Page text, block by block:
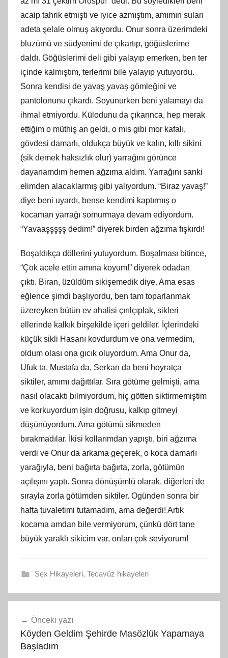
acaip tahrik etmişti ve iyice azmıştım, amımın suları
adeta şelale olmuş akıyordu. Onur sonra üzerimdeki
bluzümü ve südyenimi de çıkartıp, göğüslerime
daldı. Göğüslerimi deli gibi yalayıp emerken, ben ter
içinde kalmıştım, terlerimi bile yalayıp yutuyordu.
Sonra kendisi de yavaş yavaş gömleğini ve
pantolonunu çıkardı. Soyunurken beni yalamayı da
ihmal etmiyordu. Külodunu da çıkarınca, hep merak
ettiğim o müthiş an geldi, o mis gibi mor kafalı,
gövdesi damarlı, oldukça büyük ve kalın, kıllı sikini
(sik demek haksızlık olur) yarrağını görünce
dayanamdım hemen ağzıma aldım. Yarrağını sanki
elimden alacaklarmış gibi yalıyordum. “Biraz yavaş!”
diye beni uyardı, bense kendimi kaptırmış o
kocaman yarrağı somurmaya devam ediyordum.
“Yavaaşşşşş dedim!” diyerek birden ağzıma fışkırdı!
Boşaldıkça döllerini yutuyordum. Boşalması bitince,
“Çok acele ettin amına koyum!” diyerek odadan
çıktı. Biran, üzüldüm sikişemedik diye. Ama esas
eğlence şimdi başlıyordu, ben tam toparlanmak
üzereyken bütün ev ahalisi çırılçıplak, sikleri
ellerinde kalkık birşekilde içeri geldiler. İçlerindeki
küçük sikli Hasanı kovdurdum ve ona vermedim,
oldum olası ona gıcık oluyordum. Ama Onur da,
Ufuk ta, Mustafa da, Serkan da beni hoyratça
siktiler, amımı dağıttılar. Sıra götüme gelmişti, ama
nasıl olacaktı bilmiyordum, hiç götten siktirmemiştim
ve korkuyordum işin doğrusu, kalkıp gitmeyi
düşünüyordum. Ama götümü sikmeden
bırakmadılar. İkisi kollarımdan yapıştı, biri ağzıma
verdi ve Onur da arkama geçerek, o koca damarlı
yarağıyla, beni bağırta bağırta, zorla, götümün
açılışını yaptı. Sonra dönüşümlü olarak, diğerleri de
sırayla zorla götümden siktiler. Ogünden sonra bir
hafta tuvaletimi tutamadım, ama değerdi! Artık
kocama amdan bile vermiyorum, çünkü dört tane
büyük yaraklı sikicim var, onları çok seviyorum!
Sex Hikayeleri, Tecavüz hikayeleri
gezinmesi
Önceki yazı
Köyden Geldim Şehirde Masözlük Yapamaya
Başladım